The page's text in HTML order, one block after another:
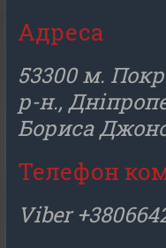
Адреса
53300 м.
р-н.,
Бориса
Телефон
Viber